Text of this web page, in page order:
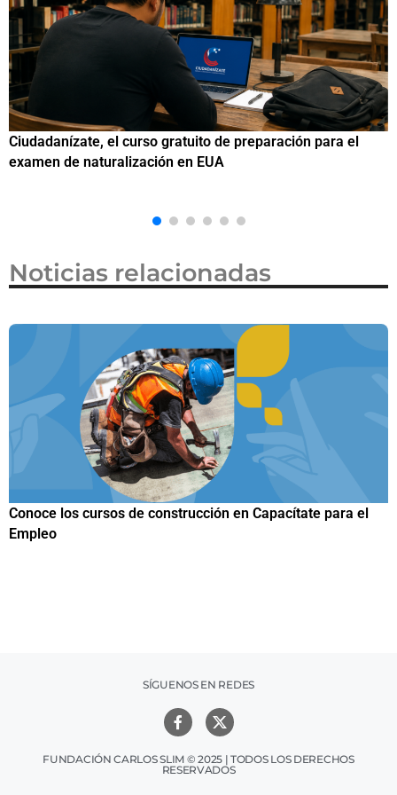
Si eres residente ingresa a Ciudadanízate, el curso
de preparación para el examen de naturalización en EUA
Noticias relacionadas
Papuchis y el Sueño Michoacano como alternativa
productiva
SÍGUENOS EN REDES
FUNDACIÓN CARLOS SLIM © 2025 | TODOS LOS DERECHOS
RESERVADOS